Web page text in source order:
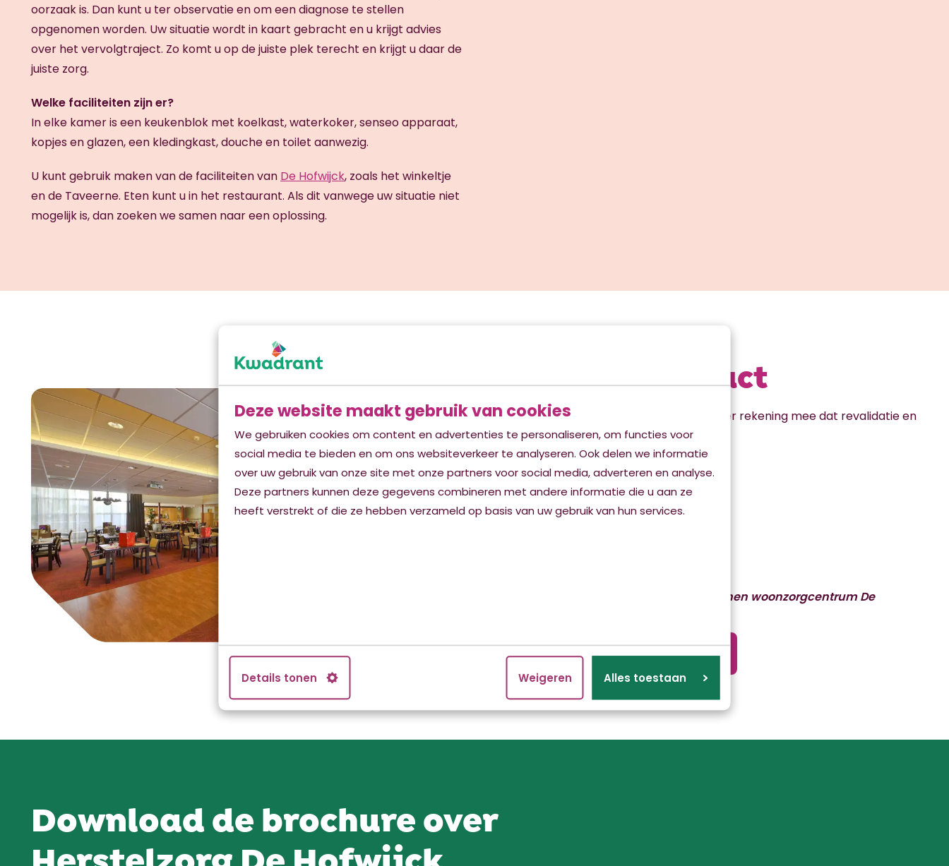
Deze website maakt gebruik van cookies
We gebruiken cookies om content en advertenties te personaliseren, om functies voor
social media te bieden en om ons websiteverkeer te analyseren. Ook delen we informatie
over uw gebruik van onze site met onze partners voor social media, adverteren en analyse.
Deze partners kunnen deze gegevens combineren met andere informatie die u aan ze
heeft verstrekt of die ze hebben verzameld op basis van uw gebruik van hun services.
Details tonen Weigeren Alles toestaan
oorzaak is. Dan kunt u ter observatie en om een diagnose te stellen
opgenomen worden. Uw situatie wordt in kaart gebracht en u krijgt advies
over het vervolgtraject. Zo komt u op de juiste plek terecht en krijgt u daar de
juiste zorg.
Welke faciliteiten zijn er?
In elke kamer is een keukenblok met koelkast, waterkoker, senseo apparaat,
kopjes en glazen, een kledingkast, douche en toilet aanwezig.
U kunt gebruik maken van de faciliteiten van De Hofwijck, zoals het winkeltje
en de Taveerne. Eten kunt u in het restaurant. Als dit vanwege uw situatie niet
mogelijk is, dan zoeken we samen naar een oplossing.
Bezoek en contact
Bezoek is elke dag van harte welkom. Houd er rekening mee dat revalidatie en
therapie voorrang hebben.
Contact
Herstelzorg De Hofwijck
Dirk Zeperweg 2
Herstelzorg De Hofwijck is een afdeling binnen woonzorgcentrum De
Ga naar woonzorgcentrum De Hofwijck
Download de brochure over
Herstelzorg De Hofwijck